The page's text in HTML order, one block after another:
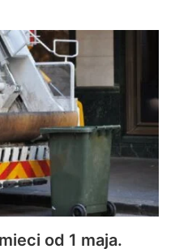
od 1 maja.